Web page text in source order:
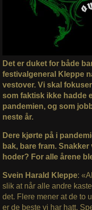
Det er duket for både
festivalgeneral Kleppe
vestover. Vi skal
som faktisk ikke hadde
pandemien, og som
neste år.
Dere kjørte på i
bak, bare fram.
hoder? For alle årene
Svein Harald Kleppe:
slik at når alle andre
det. Flere mener at de to
er de beste vi har hatt.